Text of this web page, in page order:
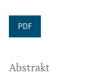
PDF
Abstrakt